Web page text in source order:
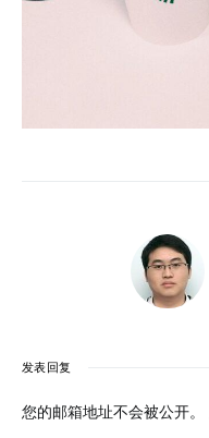
发表回复
您的邮箱地址不会被公开。